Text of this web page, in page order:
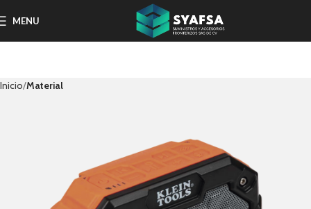
MENU
Inicio Material